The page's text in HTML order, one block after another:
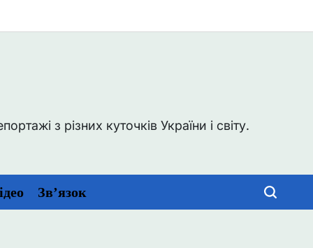
з різних куточків України і світу.
Зв’язок